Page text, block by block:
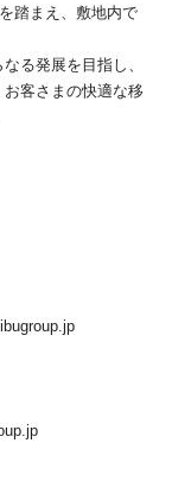
踏まえ、敷地内で
る発展を目指し、
客さまの快適な移